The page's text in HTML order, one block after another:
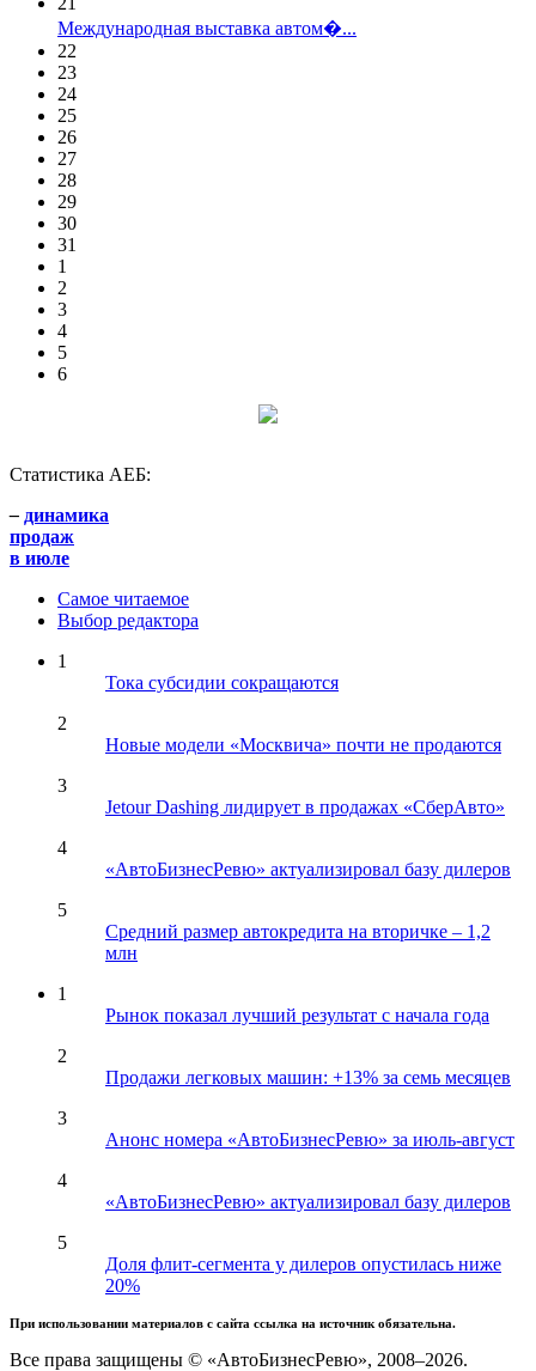
Международная выставка автом�...
22
23
24
25
26
27
28
29
30
31
1
2
3
4
5
6
Статистика АЕБ:
– динамика
продаж
в июле
Самое читаемое
Выбор редактора
1
Тока субсидии сокращаются
2
Новые модели «Москвича» почти не продаются
3
Jetour Dashing лидирует в продажах «СберАвто»
4
«АвтоБизнесРевю» актуализировал базу дилеров
5
Средний размер автокредита на вторичке – 1,2
млн
1
Рынок показал лучший результат с начала года
2
Продажи легковых машин: +13% за семь месяцев
3
Анонс номера «АвтоБизнесРевю» за июль-август
4
«АвтоБизнесРевю» актуализировал базу дилеров
5
Доля флит-сегмента у дилеров опустилась ниже
20%
При использовании материалов с сайта ссылка на источник обязательна.
Все права защищены © «АвтоБизнесРевю», 2008–2026.